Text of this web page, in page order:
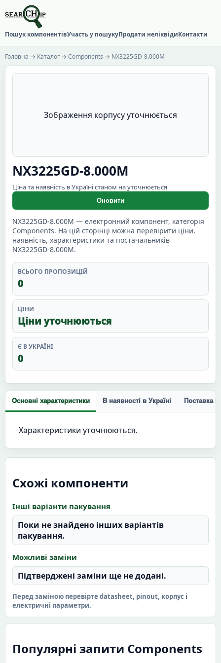
Пошук компонентівУчасть у пошукуПродати неліквідиКонтакти
Головна → Каталог → Components → NX3225GD-8.000M
Зображення корпусу уточнюється
NX3225GD-8.000M
Ціна та наявність в Україні станом на уточнюється
Оновити
NX3225GD-8.000M — електронний компонент, категорія
Components. На цій сторінці можна перевірити ціни,
наявність, характеристики та постачальників
NX3225GD-8.000M.
ВСЬОГО ПРОПОЗИЦІЙ
0
ЦІНИ
Ціни уточнюються
Є В УКРАЇНІ
0
Основні характеристики В наявності в Україні Поставка
Характеристики уточнюються.
Схожі компоненти
Інші варіанти пакування
Поки не знайдено інших варіантів
пакування.
Можливі заміни
Підтверджені заміни ще не додані.
Перед заміною перевірте datasheet, pinout, корпус і
електричні параметри.
Популярні запити Components